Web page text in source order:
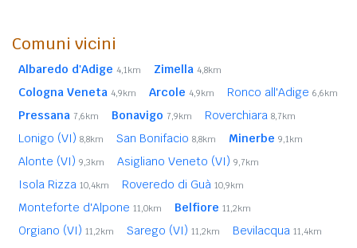
Comuni vicini
Albaredo d'Adige 4,1km Zimella 4,8km
Cologna Veneta 4,9km Arcole 4,9km Ronco all'Adige 6,6km
Pressana 7,6km Bonavigo 7,9km Roverchiara 8,7km
Lonigo (VI) 8,8km San Bonifacio 8,8km Minerbe 9,1km
Alonte (VI) 9,3km Asigliano Veneto (VI) 9,7km
Isola Rizza 10,4km Roveredo di Guà 10,9km
Monteforte d'Alpone 11,0km Belfiore 11,2km
Orgiano (VI) 11,2km Sarego (VI) 11,2km Bevilacqua 11,4km